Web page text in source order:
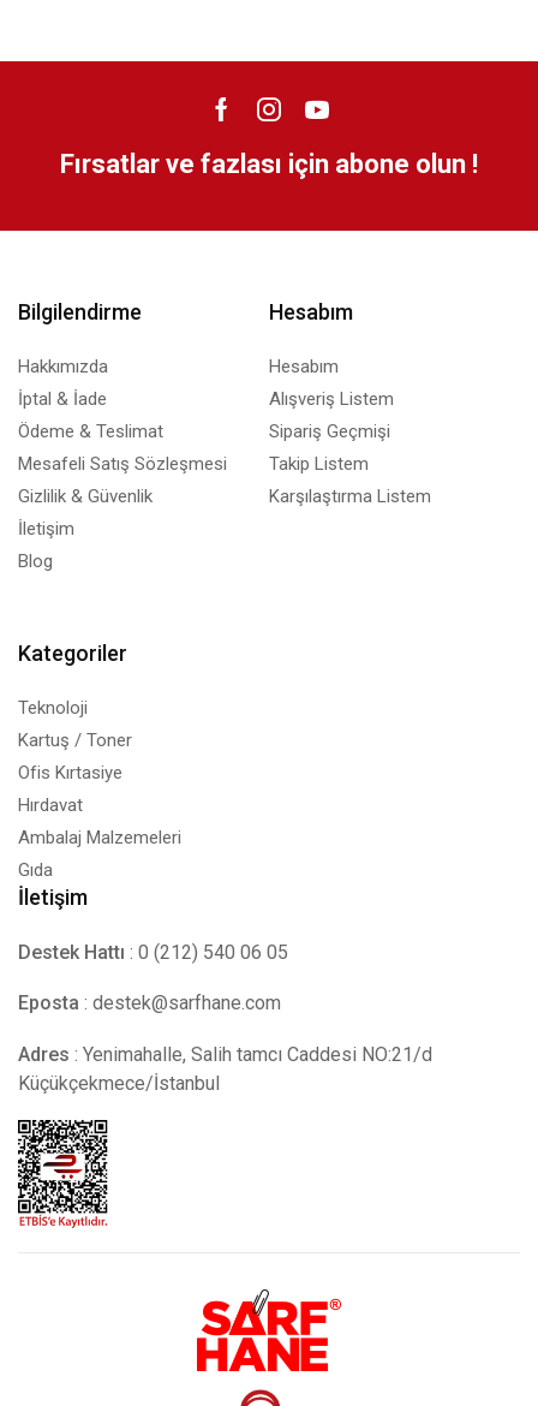
Fırsatlar ve fazlası için abone olun !
Bilgilendirme
Hakkımızda
İptal & İade
Ödeme & Teslimat
Mesafeli Satış Sözleşmesi
Gizlilik & Güvenlik
İletişim
Blog
Hesabım
Hesabım
Alışveriş Listem
Sipariş Geçmişi
Takip Listem
Karşılaştırma Listem
Kategoriler
Teknoloji
Kartuş / Toner
Ofis Kırtasiye
Hırdavat
Ambalaj Malzemeleri
Gıda
İletişim
Destek Hattı : 0 (212) 540 06 05
Eposta : destek@sarfhane.com
Adres : Yenimahalle, Salih tamcı Caddesi NO:21/d
Küçükçekmece/İstanbul